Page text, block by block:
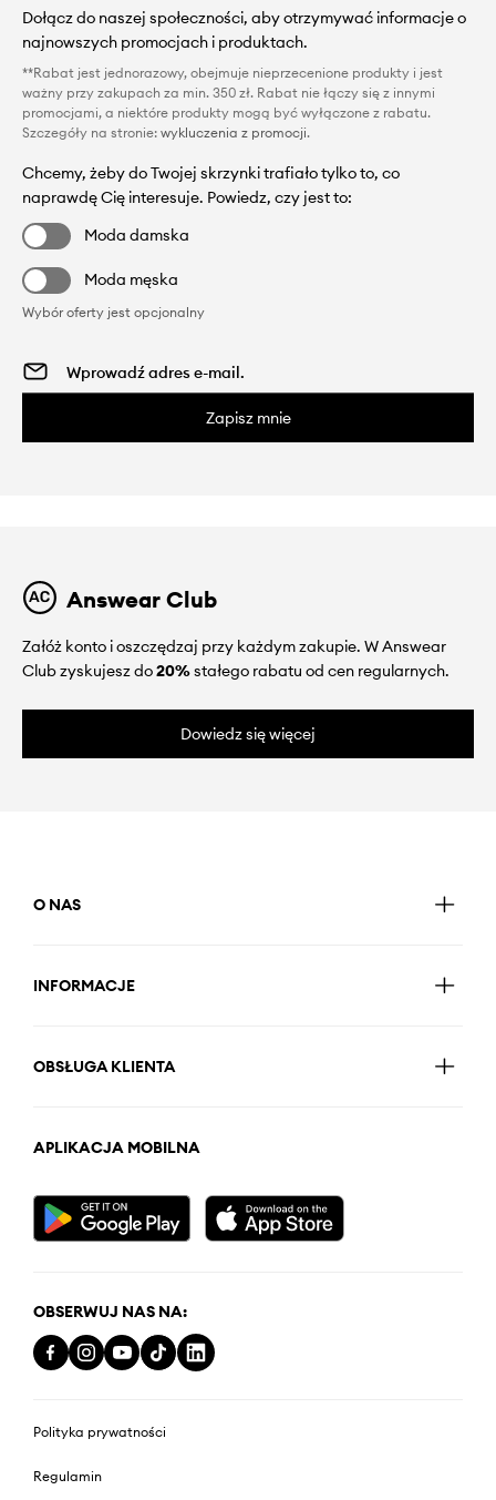
Dołącz do naszej społeczności, aby otrzymywać informacje o
najnowszych promocjach i produktach.
**Rabat jest jednorazowy, obejmuje nieprzecenione produkty i jest
ważny przy zakupach za min. 350 zł. Rabat nie łączy się z innymi
promocjami, a niektóre produkty mogą być wyłączone z rabatu.
Szczegóły na stronie: wykluczenia z promocji.
Chcemy, żeby do Twojej skrzynki trafiało tylko to, co
naprawdę Cię interesuje. Powiedz, czy jest to:
Moda damska
Moda męska
Wybór oferty jest opcjonalny
Zapisz mnie
Answear Club
Załóż konto i oszczędzaj przy każdym zakupie. W Answear
Club zyskujesz do20%stałego rabatu od cen regularnych.
Dowiedz się więcej
O NAS
INFORMACJE
OBSŁUGA KLIENTA
APLIKACJA MOBILNA
OBSERWUJ NAS NA:
Polityka prywatności
Regulamin